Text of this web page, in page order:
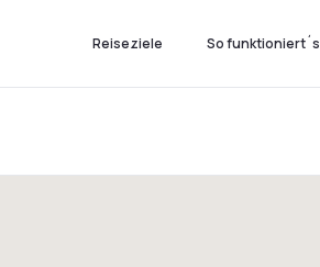
Reiseziele So funktioniert´s